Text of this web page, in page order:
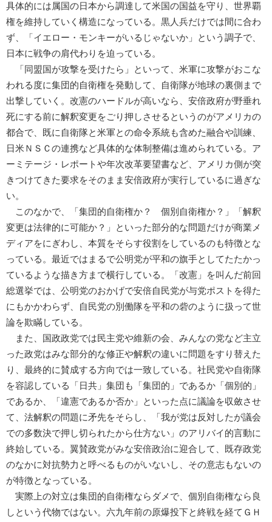
具体的には属国の日本から調達して米国の国益を守り、世界覇
権を維持していく構造になっている。黒人兵だけでは間に合わ
ず、「イエロー・モンキーがいるじゃないか」という調子で、
日本に戦争の肩代わりを迫っている。
「同盟国が攻撃を受けたら」といって、米軍に攻撃がおこな
われる度に集団的自衛権を発動して、自衛隊が地球の裏側まで
出撃していく。改憲のハードルが高いなら、安倍政府が野垂れ
死にする前に解釈変更をごり押しさせるというのがアメリカの
都合で、既に自衛隊と米軍との命令系統も含めた融合や訓練、
日米ＮＳＣの連携など具体的な体制整備は進められている。ア
ーミテージ・レポートや年次改革要望書など、アメリカ側が突
きつけてきた要求をそのまま安倍政府が実行しているに過ぎな
い。
このなかで、「集団的自衛権か？ 個別自衛権か？」「解釈
変更は法律的に可能か？」といった部分的な問題だけが商業メ
ディアをにぎわし、本質をそらす役割をしているのも特徴とな
っている。最近ではまるで公明党が平和の旗手としてたたかっ
ているような描き方まで横行している。「改憲」を叫んだ前回
総選挙では、公明党のおかげで安倍自民党が与党ポストを得た
にもかかわらず、自民党の別働隊を平和の砦のように扱って世
論を欺瞞している。
また、国政政党では民主党や維新の会、みんなの党など主立
った政党はみな部分的な修正や解釈の違いに問題をすり替えた
り、最終的に賛成する方向では一致している。社民党や自衛隊
を容認している「日共」集団も「集団的」であるか「個別的」
であるか、「違憲であるか否か」といった点に議論を収斂させ
て、法解釈の問題に矛先をそらし、「我が党は反対したが議会
での多数決で押し切られたから仕方ない」のアリバイ的言動に
終始している。翼賛政党がみな安倍政治に迎合して、既存政党
のなかに対抗勢力と呼べるものがいないし、その意志もないの
が特徴となっている。
実際上の対立は集団的自衛権ならダメで、個別自衛権なら良
しという代物ではない。六九年前の原爆投下と終戦を経てＧＨ